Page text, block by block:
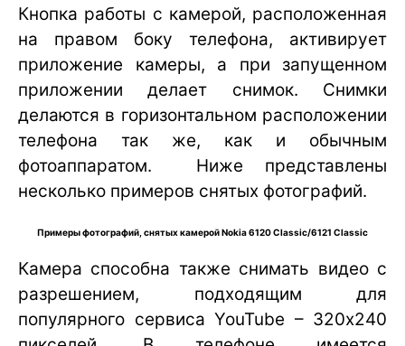
Кнопка работы с камерой, расположенная
на правом боку телефона, активирует
приложение камеры, а при запущенном
приложении делает снимок. Снимки
делаются в горизонтальном расположении
телефона так же, как и обычным
фотоаппаратом. Ниже представлены
несколько примеров снятых фотографий.
Примеры фотографий, снятых камерой Nokia 6120 Classic/6121 Classic
Камера способна также снимать видео с
разрешением, подходящим для
популярного сервиса YouTube – 320х240